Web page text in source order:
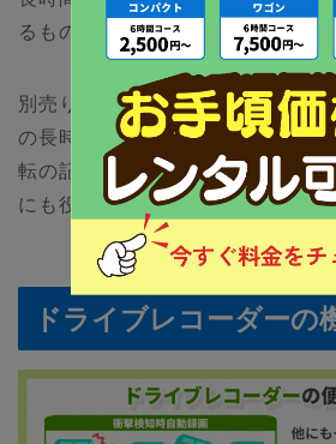
るものがおすすめです。
別売りの大容量メモリーカードを
の長時間録画が可能なケースもあ
転の記録だけではなく、旅先の美
にも役立ちます。
ドライブレコーダーの